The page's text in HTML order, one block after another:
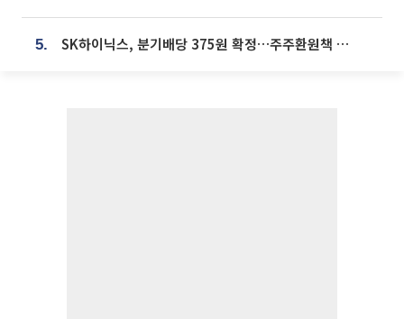
5. SK하이닉스, 분기배당 375원 확정…주주환원책 9월로 앞당겨 발표